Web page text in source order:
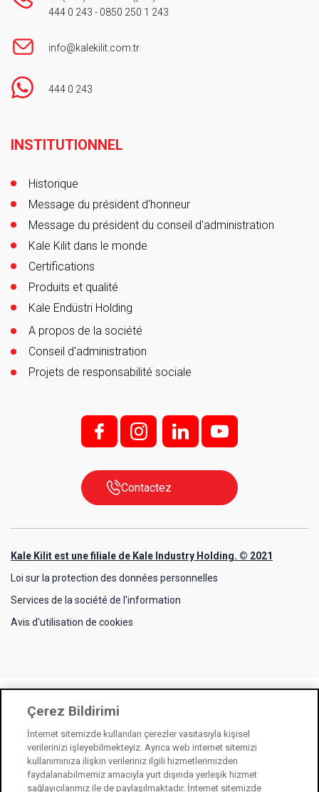
444 0 243 - 0850 250 1 243
info@kalekilit.com.tr
444 0 243
INSTITUTIONNEL
Historique
Message du président d'honneur
Message du président du conseil d'administration
Kale Kilit dans le monde
Certifications
Produits et qualité
Kale Endüstri Holding
A propos de la société
Conseil d'administration
Projets de responsabilité sociale
f; i; l y
Contactez
Kale Kilit est une filiale de Kale Industry Holding. © 2021
Loi sur la protection des données personnelles
Services de la société de l'information
Avis d'utilisation de cookies
Çerez Bildirimi
İnternet sitemizde kullanılan çerezler vasıtasıyla kişisel
verilerinizi işleyebilmekteyiz. Ayrıca web internet sitemizi
kullanımınıza ilişkin verileriniz ilgili hizmetlerimizden
faydalanabilmemiz amacıyla yurt dışında yerleşik hizmet
sağlayıcılarımız ile de paylaşılmaktadır. İnternet sitemizde